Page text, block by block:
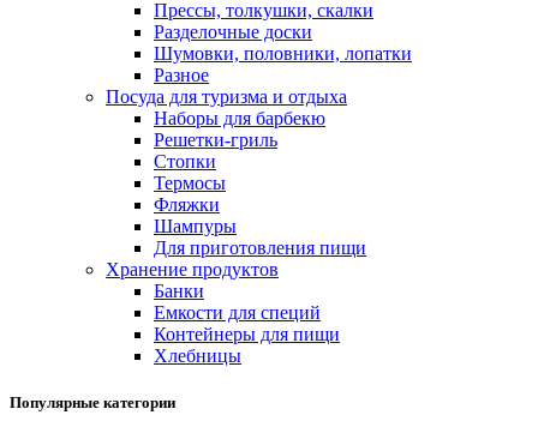
Прессы, толкушки, скалки
Разделочные доски
Шумовки, половники, лопатки
Разное
Посуда для туризма и отдыха
Наборы для барбекю
Решетки-гриль
Стопки
Термосы
Фляжки
Шампуры
Для приготовления пищи
Хранение продуктов
Банки
Емкости для специй
Контейнеры для пищи
Хлебницы
Популярные категории